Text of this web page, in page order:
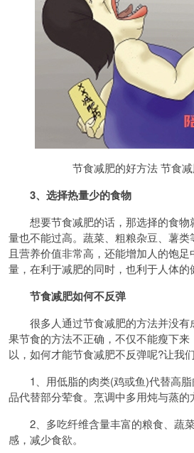
节食减肥的好方法 节食
3、选择热量少的食物
想要节食减肥的话，那选择的食物
量也不能过高。蔬菜、粗粮杂豆、薯
且营养价值非常高，还能增加人的饱
量，在利于减肥的同时，也利于人体的
节食减肥如何不反弹
很多人通过节食减肥的方法并没有
果节食的方法不正确，不仅不能瘦下
以，如何才能节食减肥不反弹呢?让我
1、用低脂的肉类(鸡或鱼)代替高脂
品代替部分荤食。烹调中多用炖与蒸的
2、多吃纤维含量丰富的粮食、蔬
感，减少食欲。